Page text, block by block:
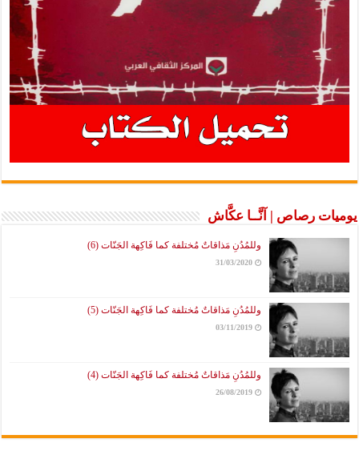
يوميات رصاص | آنَّــا عكَّاش
وللمُدُنِ مَذاقاتٌ مُختلفة كما فَاكِهة الجَنّات (6)
31/03/2020
وللمُدُنِ مَذاقاتٌ مُختلفة كما فَاكِهة الجَنّات (5)
03/11/2019
وللمُدُنِ مَذاقاتٌ مُختلفة كما فَاكِهة الجَنّات (4)
26/08/2019